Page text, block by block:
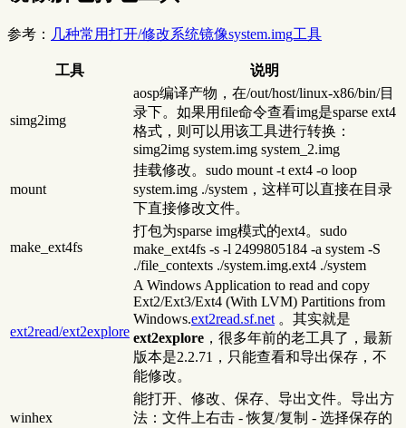
参考： 几种常用打开/修改系统镜像system.img工具
工具 说明
simg2img
aosp编译产物，在/out/host/linux-x86/bin/目
录下。如果用file命令查看img是sparse ext4
格式，则可以用该工具进行转换：
simg2img system.img system_2.img
mount
挂载修改。sudo mount -t ext4 -o loop
system.img ./system，这样可以直接在目录
下直接修改文件。
make_ext4fs
打包为sparse img模式的ext4。sudo
make_ext4fs -s -l 2499805184 -a system -S
./file_contexts ./system.img.ext4 ./system
ext2read/ext2explore
A Windows Application to read and copy
Ext2/Ext3/Ext4 (With LVM) Partitions from
Windows.ext2read.sf.net 。其实就是
ext2explore ，很多年前的老工具了，最新
版本是2.2.71，只能查看和导出保存，不
能修改。
winhex
能打开、修改、保存、导出文件。导出方
法：文件上右击 - 恢复/复制 - 选择保存的